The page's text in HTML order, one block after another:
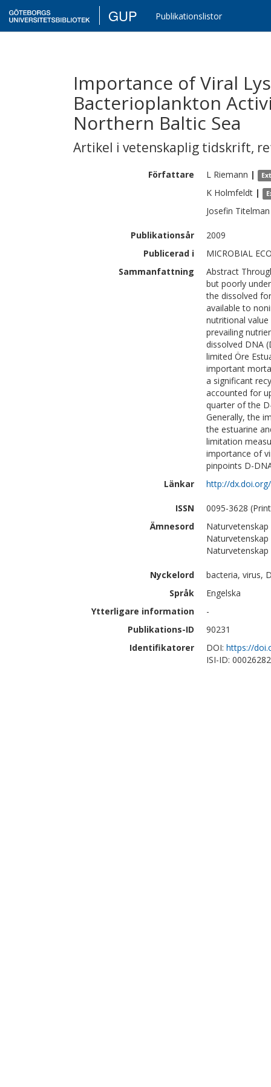
GUP Publikationslistor
Importance of Viral
Bacterioplankton
Northern Baltic Sea
Artikel i vetenskaplig tidskrift,
Författare L Riemann |
K Holmfeldt |
Josefin Titelman
Publikationsår
2009
Publicerad i
MICROBIAL
Sammanfattning
Abstract
but poorly
the dissolved
available to
nutritional
prevailing
dissolved DNA
limited Öre
important
a significant
accounted for
quarter of the
Generally, the
the estuarine
limitation
importance of
pinpoints D-
Länkar
http://
ISSN
0095-3628
Ämnesord
Nyckelord
bacteria, virus,
Språk
Engelska
Ytterligare information
-
Publikations-ID
90231
Identifikatorer
DOI: https://
ISI-ID: